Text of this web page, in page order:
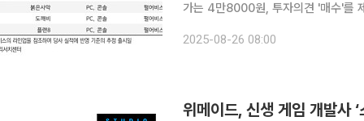
가는 4만8000원, 투자의견 '매수'를 제
었던 '붉은 사막'이 내년 1분기로 미뤄
2025-08-26 08:00
위메이드, 신생 게임 개발사